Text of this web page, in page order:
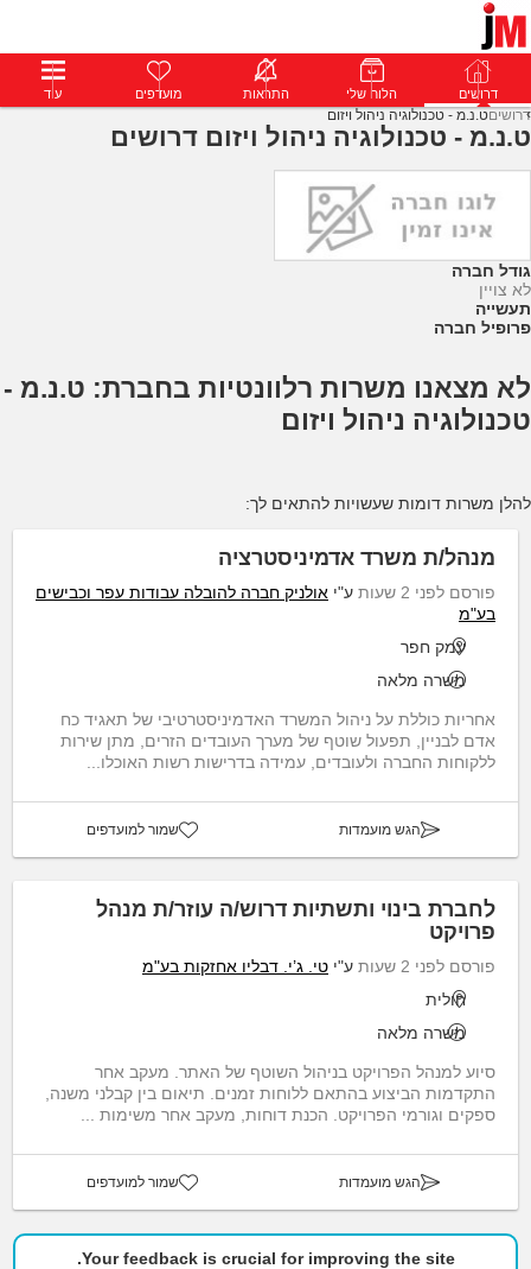
דרושים פרופילים הודעות פרימיום דרושים הלוח שלי התראות מועדפים עוד
דרושיםט.נ.מ - טכנולוגיה ניהול ויזום
ט.נ.מ - טכנולוגיה ניהול ויזום דרושים
גודל חברה
לא צויין
תעשייה
פרופיל חברה
לא מצאנו משרות רלוונטיות בחברת: ט.נ.מ -
טכנולוגיה ניהול ויזום
להלן משרות דומות שעשויות להתאים לך:
מנהל/ת משרד אדמיניסטרציה
פורסם לפני 2 שעות ע"י אולניק חברה להובלה עבודות עפר וכבישים
בע"מ
עמק חפר
משרה מלאה
אחריות כוללת על ניהול המשרד האדמיניסטרטיבי של תאגיד כח
אדם לבניין, תפעול שוטף של מערך העובדים הזרים, מתן שירות
ללקוחות החברה ולעובדים, עמידה בדרישות רשות האוכלו...
הגש מועמדות שמור למועדפים
לחברת בינוי ותשתיות דרוש/ה עוזר/ת מנהל
פרויקט
פורסם לפני 2 שעות ע"י טי. ג’י. דבליו אחזקות בע"מ
חולית
משרה מלאה
סיוע למנהל הפרויקט בניהול השוטף של האתר. מעקב אחר
התקדמות הביצוע בהתאם ללוחות זמנים. תיאום בין קבלני משנה,
ספקים וגורמי הפרויקט. הכנת דוחות, מעקב אחר משימות ...
הגש מועמדות שמור למועדפים
Your feedback is crucial for improving the site.